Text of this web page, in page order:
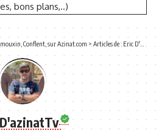
bons plans,..)
Conflent, sur Azinat.com > Articles de : Eric D'azinatTv